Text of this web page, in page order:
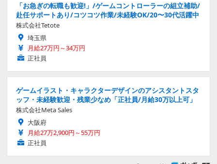
「お急ぎの転職も歓迎!」/ゲームコントローラーの組立補助/
赴任サポートあり/コツコツ作業/未経験OK/20〜30代活躍中
株式会社Tetote
埼玉県
月給27万円～34万円
正社員
ゲームイラスト・キャラクターデザインのアシスタントスタ
ッフ・未経験歓迎・残業少なめ「正社員/月給30万以上可」
株式会社Meta Sales
大阪府
月給27万2,900円～55万円
正社員